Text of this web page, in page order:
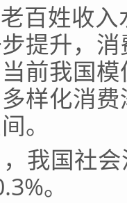
百姓收
提升，
前我国
样化消
。
我国社
。